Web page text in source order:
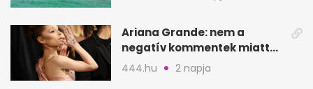
Ariana Grande: nem a
negatív kommentek miatt
vonul vissza
444.hu 2 napja